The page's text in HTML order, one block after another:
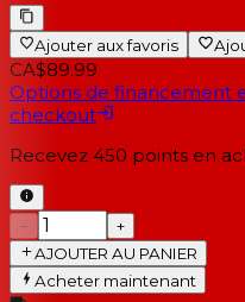
Ajouter aux favoris
CA$89.99
Options de financement
checkout
Recevez 450 points en
−
+
AJOUTER AU PANIER
Acheter maintenant